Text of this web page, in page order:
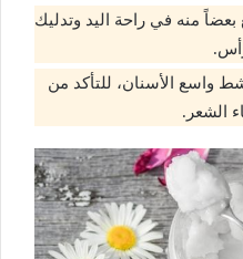
منه في راحة اليد وتدليك
واسع الأسنان، للتأكد من
الشعر.